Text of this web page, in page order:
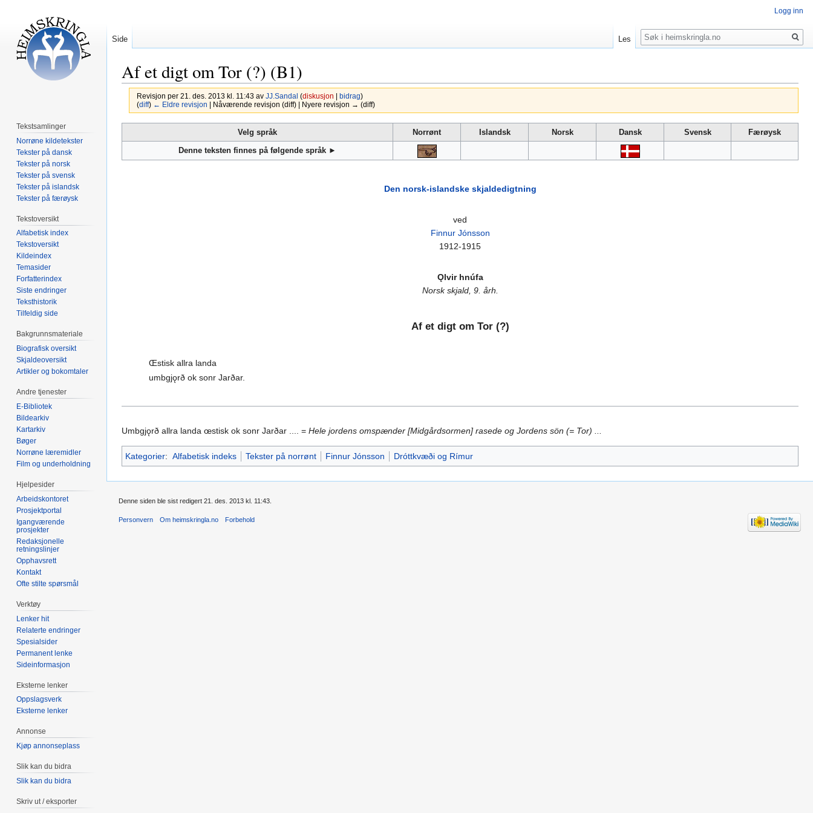
Af et digt om Tor (?) (B1)
Revisjon per 21. des. 2013 kl. 11:43 av JJ.Sandal (diskusjon bidrag)
(diff) ← Eldre revisjon | Nåværende revisjon (diff) | Nyere revisjon → (diff)
til
til
Velg språk Norrønt Islandsk Norsk Dansk Svensk
Færøysk
Denne teksten finnes på følgende språk ►
Den norsk-islandske skjaldedigtning
ved
Finnur Jónsson
1912-1915
Ǫlvir hnúfa
Norsk skjald, 9. årh.
Af et digt om Tor (?)
Œstisk allra landa
umbgjǫrð ok sonr Jarðar.
Umbgjǫrð allra landa œstisk ok sonr Jarðar .... = Hele jordens omspænder [Midgårdsormen] rasede og Jordens sön (= Tor) ...
Kategorier: Alfabetisk indeks Tekster på norrønt Finnur Jónsson Dróttkvæði og Rímur
Logg inn
Side Les
Søk
Tekstsamlinger
Norrøne kildetekster
Tekster på dansk
Tekster på norsk
Tekster på svensk
Tekster på islandsk
Tekster på færøysk
Tekstoversikt
Alfabetisk index
Tekstoversikt
Kildeindex
Temasider
Forfatterindex
Siste endringer
Teksthistorik
Tilfeldig side
Bakgrunnsmateriale
Biografisk oversikt
Skjaldeoversikt
Artikler og bokomtaler
Andre tjenester
E-Bibliotek
Bildearkiv
Kartarkiv
Bøger
Norrøne læremidler
Film og underholdning
Hjelpesider
Arbeidskontoret
Prosjektportal
Igangværende
prosjekter
Redaksjonelle
retningslinjer
Opphavsrett
Kontakt
Ofte stilte spørsmål
Verktøy
Lenker hit
Relaterte endringer
Spesialsider
Permanent lenke
Sideinformasjon
Eksterne lenker
Oppslagsverk
Eksterne lenker
Annonse
Kjøp annonseplass
Slik kan du bidra
Slik kan du bidra
Skriv ut / eksporter
Denne siden ble sist redigert 21. des. 2013 kl. 11:43.
Personvern Om heimskringla.no Forbehold